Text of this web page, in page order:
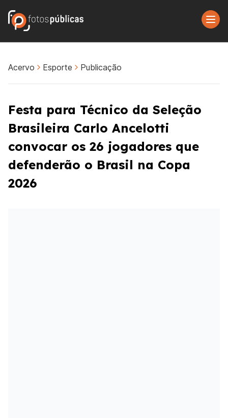
Acervo Esporte Publicação
Festa para Técnico da Seleção
Brasileira Carlo Ancelotti
convocar os 26 jogadores que
defenderão o Brasil na Copa
2026